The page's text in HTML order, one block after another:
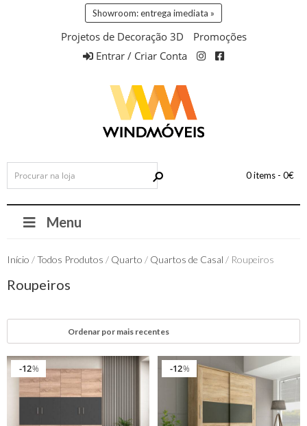
Showroom: entrega imediata »
Projetos de Decoração 3D
Promoções
Entrar / Criar Conta
0 items - 0€
Menu
Início /Todos Produtos / Quarto / Quartos de Casal / Roupeiros
Roupeiros
%
12 %
12